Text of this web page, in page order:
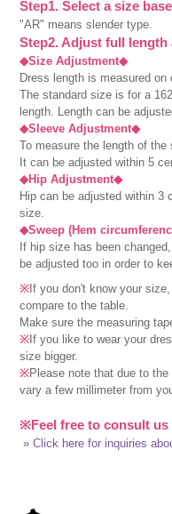
Step1. Select a size
"AR" means slender type.
Step2. Adjust full length
◆Size Adjustment◆
Dress length is measured on
The standard size is for a
length. Length can be
◆Sleeve Adjustment◆
To measure the length of the
It can be adjusted within 5
◆Hip Adjustment◆
Hip can be adjusted within 3
size.
◆Sweep (Hem
If hip size has been
be adjusted too in order to
※ If you don't know your
compare to the table.
Make sure the measuring
※ If you like to wear your
size bigger.
※Please note that due to
vary a few millimeter from
※Feel free to consult
» Click here for inquiries